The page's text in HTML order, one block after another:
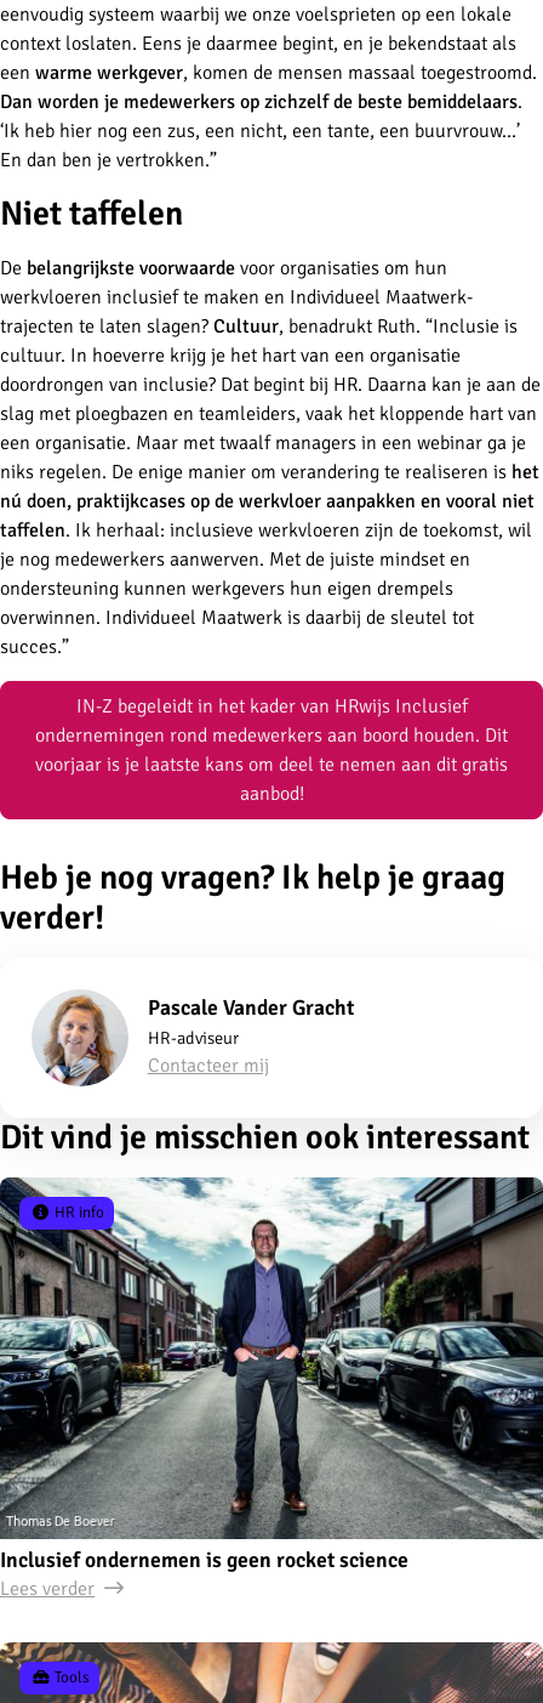
eenvoudig systeem waarbij we onze voelsprieten op een lokale
context loslaten. Eens je daarmee begint, en je bekendstaat als
een warme werkgever, komen de mensen massaal toegestroomd.
Dan worden je medewerkers op zichzelf de beste bemiddelaars.
‘Ik heb hier nog een zus, een nicht, een tante, een buurvrouw…’
En dan ben je vertrokken.”
Niettaffelen
De belangrijkste voorwaarde voor organisaties om hun
werkvloeren inclusief te maken en Individueel Maatwerk-
trajecten te laten slagen? Cultuur, benadrukt Ruth. “Inclusie is
cultuur. In hoeverre krijg je het hart van een organisatie
doordrongen van inclusie? Dat begint bij HR. Daarna kan je aan de
slag met ploegbazen en teamleiders, vaak het kloppende hart van
een organisatie. Maar met twaalf managers in een webinar ga je
niks regelen. De enige manier om verandering te realiseren is het
nú doen, praktijkcases op de werkvloer aanpakken en vooral niet
taffelen. Ik herhaal: inclusieve werkvloeren zijn de toekomst, wil
je nog medewerkers aanwerven. Met de juiste mindset en
ondersteuning kunnen werkgevers hun eigen drempels
overwinnen. Individueel Maatwerk is daarbij de sleutel tot
succes.”
IN-Z begeleidt in het kader van HRwijsInclusief
ondernemingen rond medewerkers aan boord houden. Dit
voorjaar is je laatste kans om deel te nemen aan dit gratis
aanbod!
Heb je nog vragen? Ik help je graag
verder!
Pascale Vander Gracht
HR-adviseur
Contacteer mij
Dit vind je misschien ook interessant
Inclusief ondernemen is geen rocket science
HR info
Lees verder
Tools